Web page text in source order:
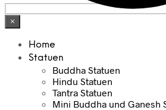
×
Home
Statuen
Buddha Statuen
Hindu Statuen
Tantra Statuen
Mini Buddha und Ganesh